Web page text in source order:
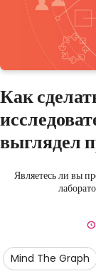
Как
выглядел
Являетесь ли вы
Mind The Graph